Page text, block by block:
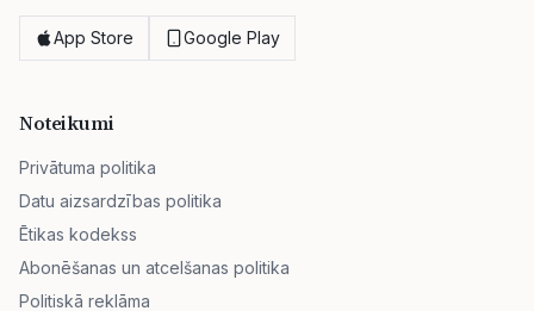
App Store Google Play
Noteikumi
Privātuma politika
Datu aizsardzības politika
Ētikas kodekss
Abonēšanas un atcelšanas politika
Politiskā reklāma